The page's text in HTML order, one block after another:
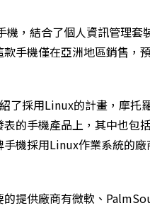
機，結合了個人資訊管理
手機僅在亞洲地區銷售，
了採用Linux的計畫，摩托
的手機產品上，其中也包
機採用Linux作業系統的廠
提供廠商有微軟、